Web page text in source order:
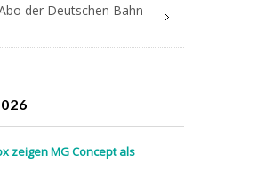
der Deutschen Bahn
zeigen MG Concept als